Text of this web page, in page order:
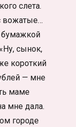
слета.
вожатые…
бумажкой
сынок,
короткий
— мне
маме
мне дала.
городе